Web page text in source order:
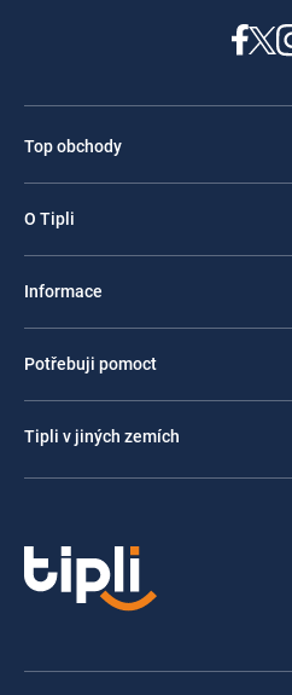
Top obchody
O Tipli
Informace
Potřebuji pomoct
Tipli v jiných zemích